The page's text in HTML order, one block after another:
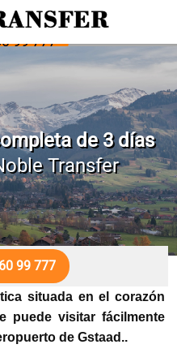
antelación: llame
99 777
de 3 días
Transfer
99 777
situada en el corazón
puede visitar fácilmente
de Gstaad..